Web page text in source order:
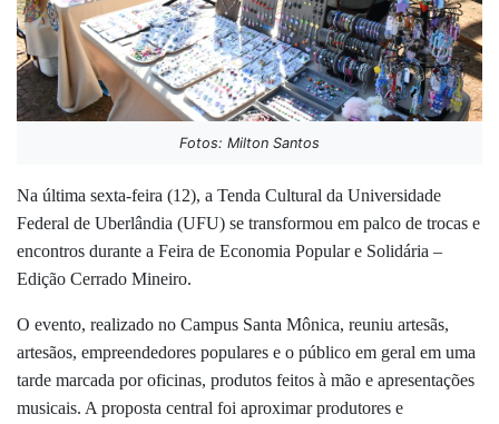
Fotos: Milton Santos
Na última sexta-feira (12), a Tenda Cultural da Universidade
Federal de Uberlândia (UFU) se transformou em palco de trocas e
encontros durante a Feira de Economia Popular e Solidária –
Edição Cerrado Mineiro.
O evento, realizado no Campus Santa Mônica, reuniu artesãs,
artesãos, empreendedores populares e o público em geral em uma
tarde marcada por oficinas, produtos feitos à mão e apresentações
musicais. A proposta central foi aproximar produtores e